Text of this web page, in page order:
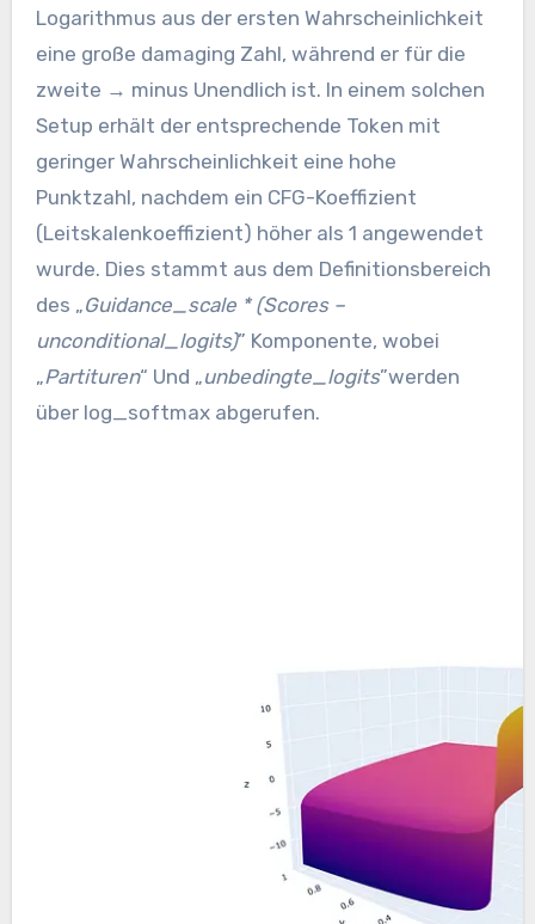
Logarithmus aus der ersten Wahrscheinlichkeit
eine große damaging Zahl, während er für die
zweite → minus Unendlich ist. In einem solchen
Setup erhält der entsprechende Token mit
geringer Wahrscheinlichkeit eine hohe
Punktzahl, nachdem ein CFG-Koeffizient
(Leitskalenkoeffizient) höher als 1 angewendet
wurde. Dies stammt aus dem Definitionsbereich
des „Guidance_scale * (Scores –
unconditional_logits)” Komponente, wobei
„Partituren“ Und „unbedingte_logits”werden
über log_softmax abgerufen.